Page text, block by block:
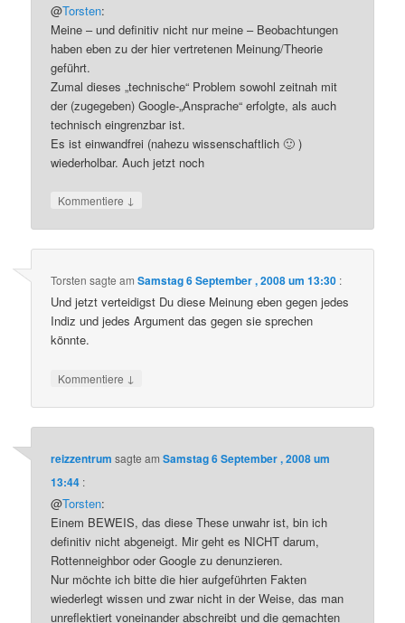
@Torsten:
Meine – und definitiv nicht nur meine – Beobachtungen
haben eben zu der hier vertretenen Meinung/Theorie
geführt.
Zumal dieses „technische“ Problem sowohl zeitnah mit
der (zugegeben) Google-„Ansprache“ erfolgte, als auch
technisch eingrenzbar ist.
Es ist einwandfrei (nahezu wissenschaftlich 🙂 )
wiederholbar. Auch jetzt noch
Kommentiere ↓
Torsten sagte amSamstag 6 September , 2008 um 13:30 :
Und jetzt verteidigst Du diese Meinung eben gegen jedes
Indiz und jedes Argument das gegen sie sprechen
könnte.
Kommentiere ↓
reizzentrum sagte amSamstag 6 September , 2008 um
13:44 :
@Torsten:
Einem BEWEIS, das diese These unwahr ist, bin ich
definitiv nicht abgeneigt. Mir geht es NICHT darum,
Rottenneighbor oder Google zu denunzieren.
Nur möchte ich bitte die hier aufgeführten Fakten
wiederlegt wissen und zwar nicht in der Weise, das man
unreflektiert voneinander abschreibt und die gemachten